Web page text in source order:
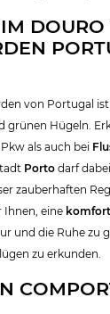
DOURO
von Portugal
grünen Hügeln.
als auch bei
Porto darf
zauberhaften
eine
und die Ruhe zu
zu erkunden.